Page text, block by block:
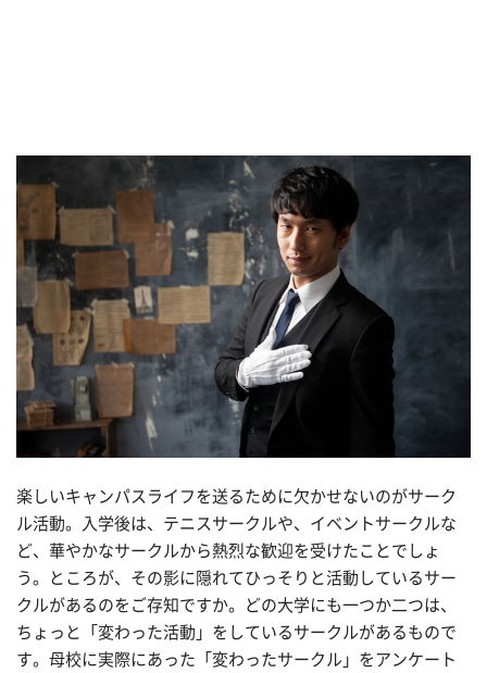
楽しいキャンパスライフを送るために欠かせないのがサーク
ル活動。入学後は、テニスサークルや、イベントサークルな
ど、華やかなサークルから熱烈な歓迎を受けたことでしょ
う。ところが、その影に隠れてひっそりと活動しているサー
クルがあるのをご存知ですか。どの大学にも一つか二つは、
ちょっと「変わった活動」をしているサークルがあるもので
す。母校に実際にあった「変わったサークル」をアンケート